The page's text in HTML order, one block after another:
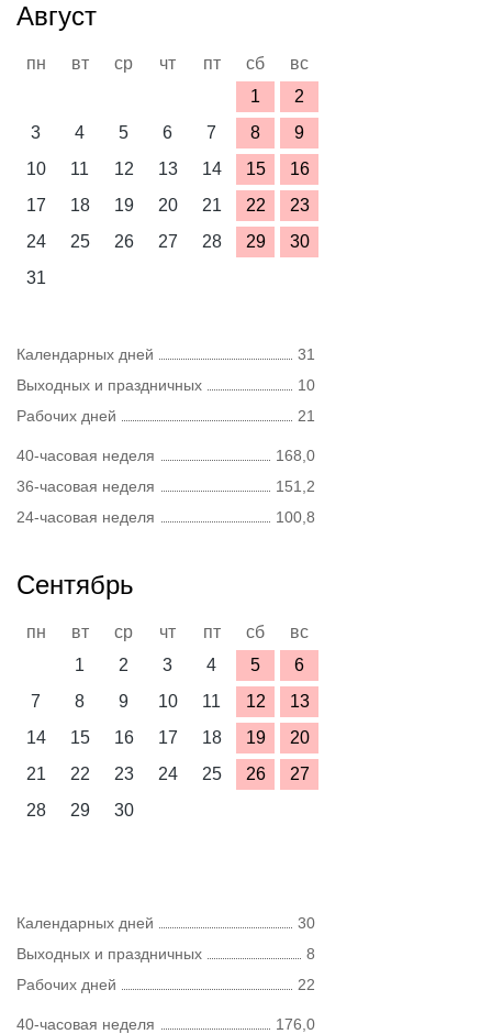
Август
пн вт ср чт пт сб
вс
1
2
3
4 5 6 7 8
9
10
11 12 13 14 15
16
17
18 19 20 21 22
23
24
25 26 27 28 29
30
31
Календарных дней
31
Выходных и праздничных
10
Рабочих дней
21
40-часовая неделя
168,0
36-часовая неделя
151,2
24-часовая неделя
100,8
Сентябрь
пн вт ср чт пт сб
вс
1
2 3 4 5
6
7
8 9 10 11 12
13
14
15 16 17 18 19
20
21
22 23 24 25 26
27
28
29 30
Календарных дней
30
Выходных и праздничных
8
Рабочих дней
22
40-часовая неделя
176,0